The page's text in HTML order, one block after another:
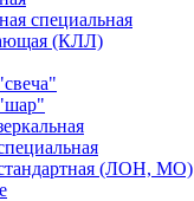
специальная
(КЛЛ)
(ЛОН, МО)